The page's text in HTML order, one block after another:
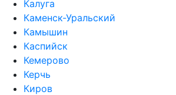
Калуга
Каменск-Уральский
Камышин
Каспийск
Кемерово
Керчь
Киров